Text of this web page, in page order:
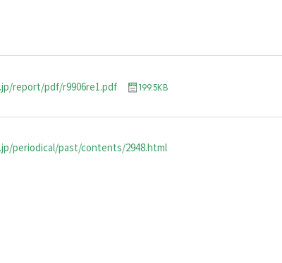
report/pdf/r9906re1.pdf 199.5KB
periodical/past/contents/2948.html